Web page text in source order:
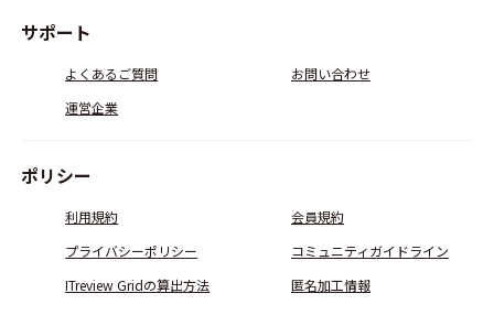
サポート
よくあるご質問
お問い合わせ
運営企業
ポリシー
利用規約
会員規約
プライバシーポリシー
コミュニティガイドライン
ITreview Gridの算出方法
匿名加工情報